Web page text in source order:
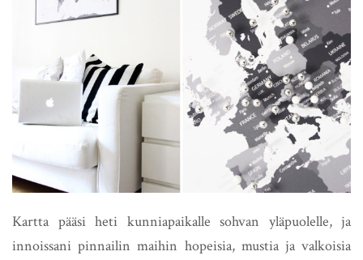
Kartta pääsi heti kunniapaikalle sohvan yläpuolelle, ja
innoissani pinnailin maihin hopeisia, mustia ja valkoisia